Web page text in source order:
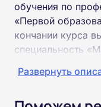
обучения по
«Первой
кончании курса
специальность
Развернуть